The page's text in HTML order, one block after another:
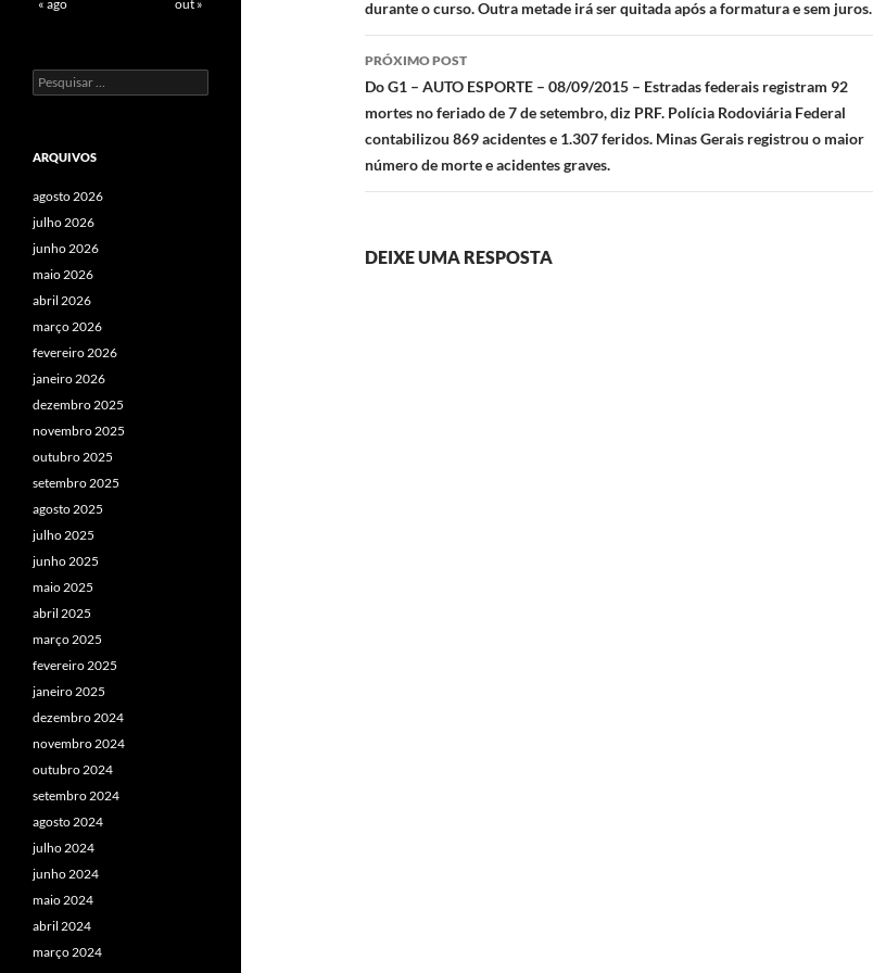
durante o curso. Outra metade irá ser quitada após a formatura e sem juros.
PRÓXIMO POST
Do G1 – AUTO ESPORTE – 08/09/2015 – Estradas federais registram 92
mortes no feriado de 7 de setembro, diz PRF. Polícia Rodoviária Federal
contabilizou 869 acidentes e 1.307 feridos. Minas Gerais registrou o maior
número de morte e acidentes graves.
DEIXE UMA RESPOSTA
« ago
out »
Pesquisar
por:
ARQUIVOS
agosto 2026
julho 2026
junho 2026
maio 2026
abril 2026
março 2026
fevereiro 2026
janeiro 2026
dezembro 2025
novembro 2025
outubro 2025
setembro 2025
agosto 2025
julho 2025
junho 2025
maio 2025
abril 2025
março 2025
fevereiro 2025
janeiro 2025
dezembro 2024
novembro 2024
outubro 2024
setembro 2024
agosto 2024
julho 2024
junho 2024
maio 2024
abril 2024
março 2024